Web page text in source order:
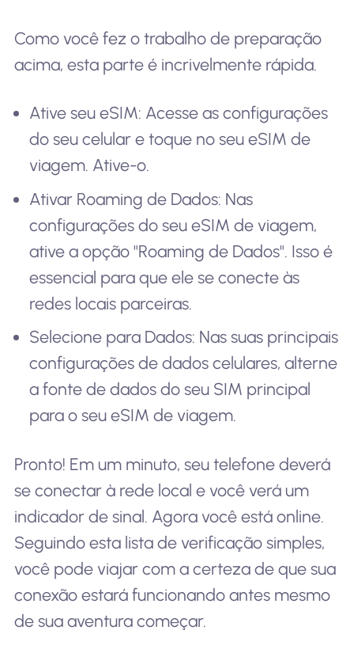
Como você fez o trabalho de preparação
acima, esta parte é incrivelmente rápida.
Ative seu eSIM: Acesse as configurações
do seu celular e toque no seu eSIM de
viagem. Ative-o.
Ativar Roaming de Dados: Nas
configurações do seu eSIM de viagem,
ative a opção "Roaming de Dados". Isso é
essencial para que ele se conecte às
redes locais parceiras.
Selecione para Dados: Nas suas principais
configurações de dados celulares, alterne
a fonte de dados do seu SIM principal
para o seu eSIM de viagem.
Pronto! Em um minuto, seu telefone deverá
se conectar à rede local e você verá um
indicador de sinal. Agora você está online.
Seguindo esta lista de verificação simples,
você pode viajar com a certeza de que sua
conexão estará funcionando antes mesmo
de sua aventura começar.